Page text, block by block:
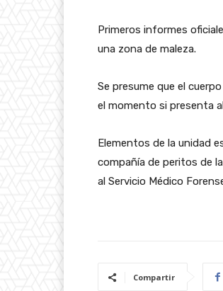
Primeros informes
una zona de maleza.
Se presume que el
el momento si presenta
Elementos de la unidad
compañía de peritos de
al Servicio Médico
Compartir